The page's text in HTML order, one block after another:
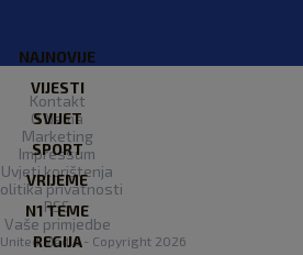
NAJNOVIJE
VIJESTI
SVIJET
SPORT
VRIJEME
N1 TEME
REGIJA
Kontakt
O Nama
Marketing
Impressum
Uvjeti korištenja
privatnosti
RSS
Vaše primjedbe
United Media- Copyright 2026